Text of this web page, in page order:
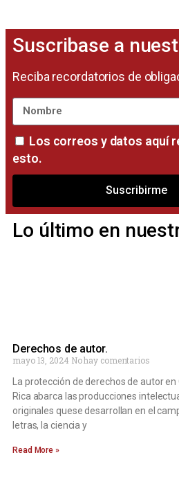
Suscribase a
Reciba recordatorios de
Los correos y datos aquí
esto.
Suscribirme
Lo último en
Derechos de autor.
mayo 13, 2024 No hay comentarios
La protección de derechos de autor en
Rica abarca las producciones
originales quese desarrollan en el
letras, la ciencia y
Read More »